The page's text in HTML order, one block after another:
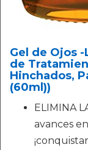
Gel de Ojos
de
Hinchados,
(60ml))
ELIMINA
avances